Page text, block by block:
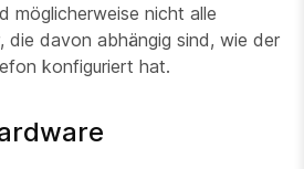
möglicherweise nicht alle
die davon abhängig sind, wie der
konfiguriert hat.